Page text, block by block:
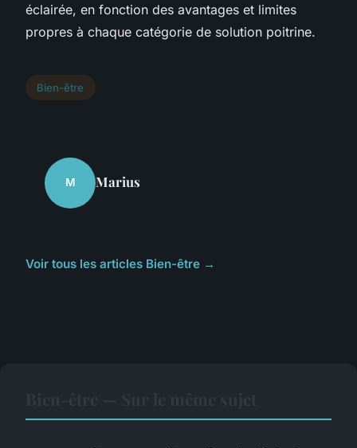
éclairée, en fonction des avantages et limites
propres à chaque catégorie de solution poitrine.
Bien-être
M Marius
Voir tous les articles Bien-être →